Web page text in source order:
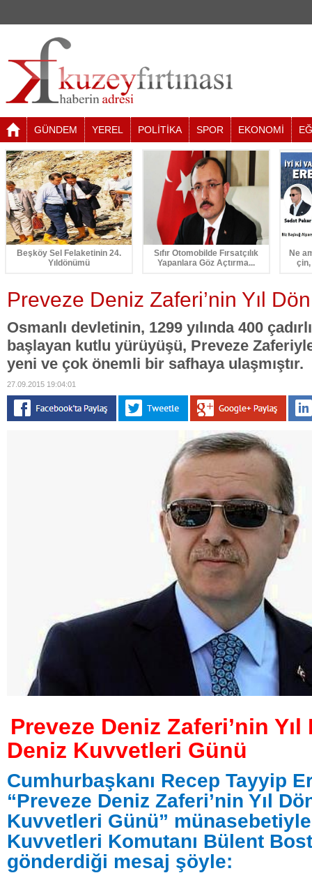
GÜNDEM YEREL POLİTİKA SPOR EKONOMİ
Beşköy Sel Felaketinin 24.
Yıldönümü
Sıfır Otomobilde Fırsatçılık
Yapanlara Göz Açtırma...
Ne
Preveze Deniz Zaferi’nin Yıl
Osmanlı devletinin, 1299 yılında 400
başlayan kutlu yürüyüşü, Preveze
yeni ve çok önemli bir safhaya ulaşmıştır.
27.09.2015 19:04:01
Preveze Deniz Zaferi’nin
Deniz Kuvvetleri Günü
Cumhurbaşkanı Recep Tayyip
“Preveze Deniz Zaferi’nin Yıl
Kuvvetleri Günü”
Kuvvetleri Komutanı Bülent
gönderdiği mesaj şöyle: